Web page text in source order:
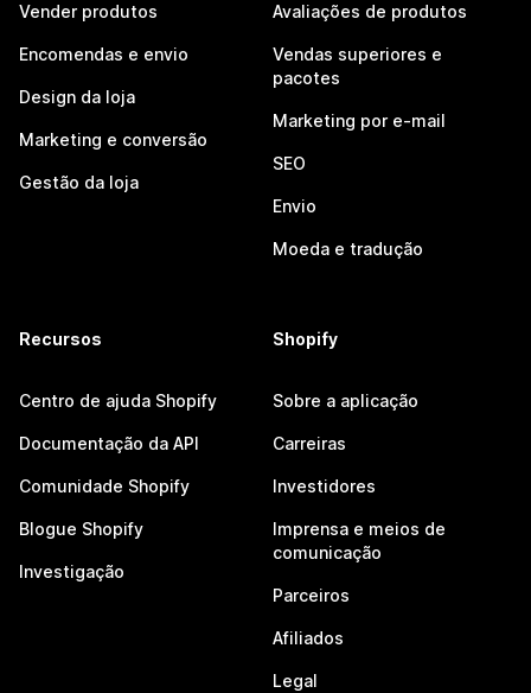
Vender produtos
Encomendas e envio
Design da loja
Marketing e conversão
Gestão da loja
Avaliações de produtos
Vendas superiores e
pacotes
Marketing por e-mail
SEO
Envio
Moeda e tradução
Recursos
Centro de ajuda Shopify
Documentação da API
Comunidade Shopify
Blogue Shopify
Investigação
Shopify
Sobre a aplicação
Carreiras
Investidores
Imprensa e meios de
comunicação
Parceiros
Afiliados
Legal